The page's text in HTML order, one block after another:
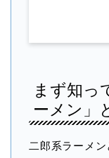
まず知っ
ーメン」
二郎系ラーメ